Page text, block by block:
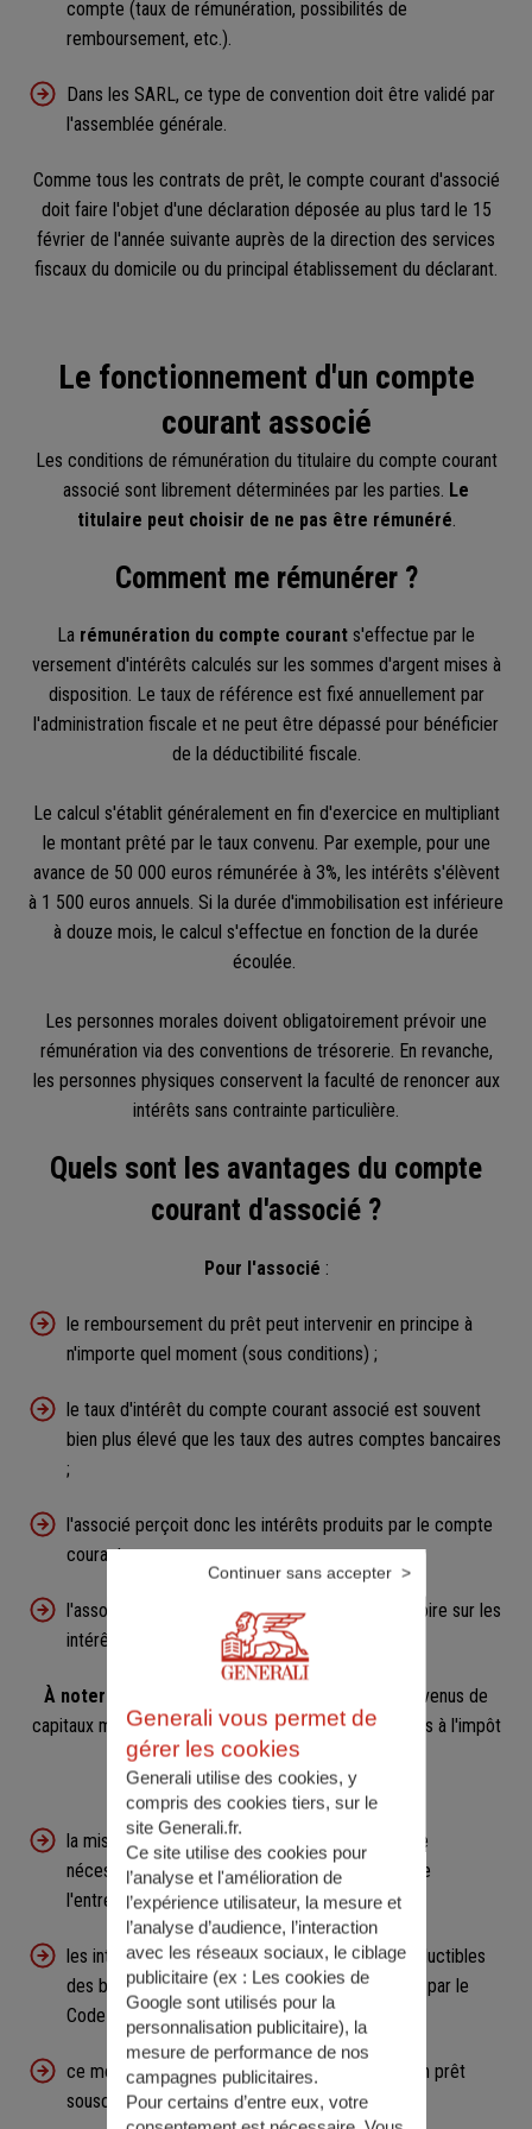
compte (taux de rémunération, possibilités de
remboursement, etc.).
Dans les SARL, ce type de convention doit être validé par
l'assemblée générale.
Comme tous les contrats de prêt, le compte courant d'associé
doit faire l'objet d'une déclaration déposée au plus tard le 15
février de l'année suivante auprès de la direction des services
fiscaux du domicile ou du principal établissement du déclarant.
Le fonctionnement d'un compte
courant associé
Les conditions de rémunération du titulaire du compte courant
associé sont librement déterminées par les parties. Le
titulaire peut choisir de ne pas être rémunéré.
Comment me rémunérer ?
La rémunération du compte courant s'effectue par le
versement d'intérêts calculés sur les sommes d'argent mises à
disposition. Le taux de référence est fixé annuellement par
l'administration fiscale et ne peut être dépassé pour bénéficier
de la déductibilité fiscale.
Le calcul s'établit généralement en fin d'exercice en multipliant
le montant prêté par le taux convenu. Par exemple, pour une
avance de 50 000 euros rémunérée à 3%, les intérêts s'élèvent
à 1 500 euros annuels. Si la durée d'immobilisation est inférieure
à douze mois, le calcul s'effectue en fonction de la durée
écoulée.
Les personnes morales doivent obligatoirement prévoir une
rémunération via des conventions de trésorerie. En revanche,
les personnes physiques conservent la faculté de renoncer aux
intérêts sans contrainte particulière.
Quels sont les avantages du compte
courant d'associé ?
Pour l'associé :
le remboursement du prêt peut intervenir en principe à
n'importe quel moment (sous conditions) ;
le taux d'intérêt du compte courant associé est souvent
bien plus élevé que les taux des autres comptes bancaires
;
l'associé perçoit donc les intérêts produits par le compte
courant ;
l'associé peut opter pour le prélèvement libératoire sur les
intérêts (sous conditions).
À noter
que les intérêts perçus constituent des revenus de
capitaux mobiliers pour l'associé. Ils sont donc soumis à l'impôt
sur les revenus.
Pour l'entreprise :
la mise en place d'un compte courant associé ne
nécessite pas de modification du statut social de
l'entreprise.
les intérêts du compte courant associé sont déductibles
des bénéfices sociaux (sous conditions prévues par le
Code général des impôts) ;
ce mode de financement coûte moins cher qu'un prêt
souscrit auprès d'un établissement de crédit.
Generali vous permet de
gérer les cookies
Generali utilise des cookies, y
compris des cookies tiers, sur le
site Generali.fr.
Ce site utilise des cookies pour
l’analyse et l'amélioration de
l’expérience utilisateur, la mesure et
l’analyse d’audience, l’interaction
avec les réseaux sociaux, le ciblage
publicitaire (ex : Les cookies de
Google sont utilisés pour la
personnalisation publicitaire), la
mesure de performance de nos
campagnes publicitaires.
Pour certains d’entre eux, votre
Continuer sans accepter